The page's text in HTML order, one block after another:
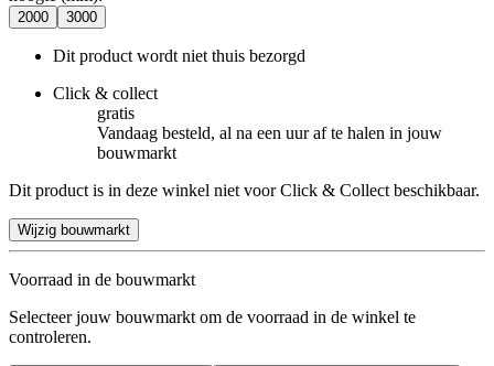
2000 3000
Dit product wordt niet thuis bezorgd
Click & collect
gratis
Vandaag besteld, al na een uur af te halen in jouw
bouwmarkt
Dit product is in deze winkel niet voor Click & Collect beschikbaar.
Wijzig bouwmarkt
Voorraad in de bouwmarkt
Selecteer jouw bouwmarkt om de voorraad in de winkel te
controleren.